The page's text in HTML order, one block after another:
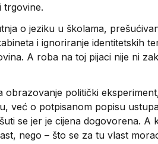
trgovine.
o jeziku u školama,
i ignoriranje identitetskih
A roba na toj pijaci nije ni
obrazovanje politički
već o potpisanom popisu
se jer je cijena dogovorena. A
nego – što se za tu vlast